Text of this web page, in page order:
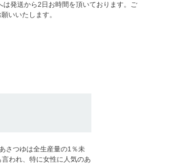
は発送から2日お時間を頂いております。ご
いいたします。
さつゆは全生産量の1％未
われ、特に女性に人気のあ